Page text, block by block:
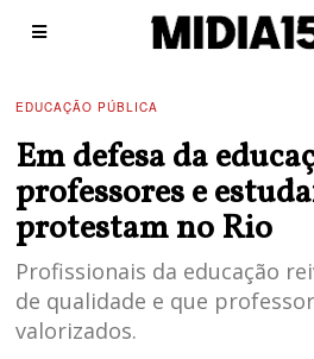
EDUCAÇÃO PÚBLICA
Em defesa da
professores e
protestam no Rio
Profissionais da educação
de qualidade e que
valorizados.